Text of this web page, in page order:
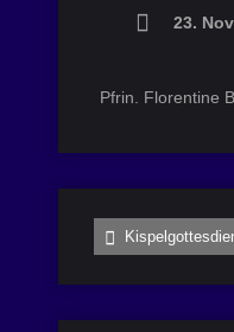
23.
Pfrin. Florentine